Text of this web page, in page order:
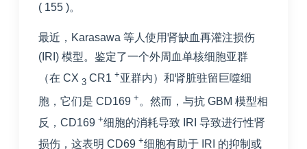
( 155 )。
最近，Karasawa 等人使用肾缺血再灌注损伤
(IRI) 模型。鉴定了一个外周血单核细胞亚群
（在 CX 3 CR1 +亚群内）和肾脏驻留巨噬细
胞，它们是 CD169 + 。然而，与抗 GBM 模型相
反，CD169 +细胞的消耗导致 IRI 导致进行性肾
损伤，这表明 CD69 +细胞有助于 IRI 的抑制或